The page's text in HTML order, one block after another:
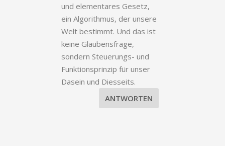
und elementares Gesetz,
ein Algorithmus, der unsere
Welt bestimmt. Und das ist
keine Glaubensfrage,
sondern Steuerungs- und
Funktionsprinzip für unser
Dasein und Diesseits.
ANTWORTEN